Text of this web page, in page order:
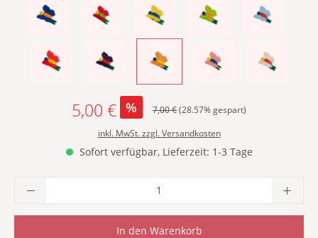
- DUNKELBLAU -- DUNKELROT -- GELB - - GRÜN - -
- HELLROT -- LILA - - ORANGE -- ROSA - - WEISS -
Verkaufspreis:
5,00 € % Regulärer Preis:
7,00 €(28.57% gespart)
inkl. MwSt. zzgl. Versandkosten
Sofort verfügbar, Lieferzeit: 1-3 Tage
Produkt Anzahl: Gib den gewünschten
In den Warenkorb